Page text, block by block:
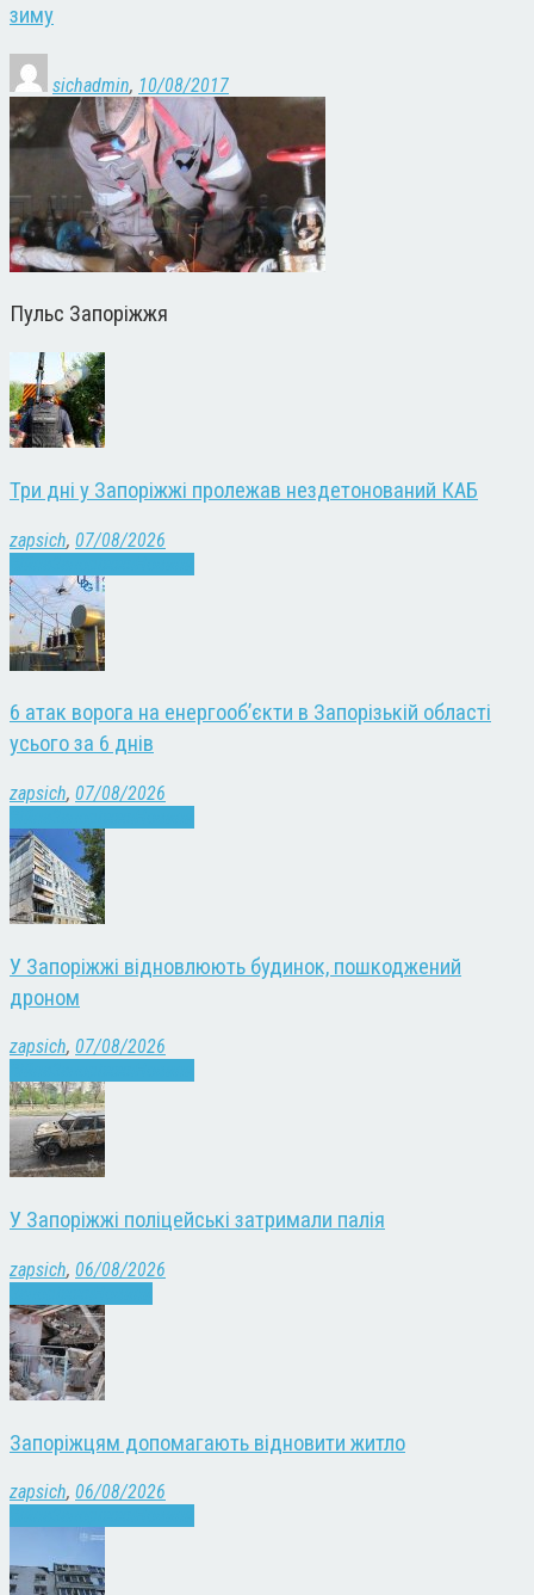
зиму
sichadmin, 10/08/2017
Пульс Запоріжжя
Три дні у Запоріжжі пролежав нездетонований КАБ
zapsich, 07/08/2026
6 атак ворога на енергооб’єкти в Запорізькій області
усього за 6 днів
zapsich, 07/08/2026
У Запоріжжі відновлюють будинок, пошкоджений
дроном
zapsich, 07/08/2026
У Запоріжжі поліцейські затримали палія
zapsich, 06/08/2026
Запоріжцям допомагають відновити житло
zapsich, 06/08/2026